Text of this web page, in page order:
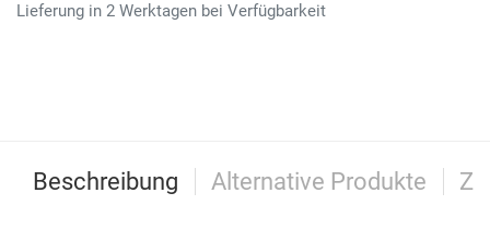
Lieferung in 2 Werktagen bei Verfügbarkeit
Beschreibung Alternative Produkte